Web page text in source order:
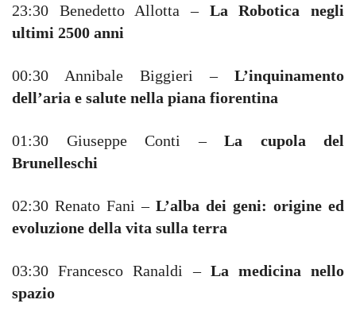
23:30 Benedetto Allotta – La Robotica negli
ultimi 2500 anni
00:30 Annibale Biggieri –L’inquinamento
dell’aria e salute nella piana fiorentina
01:30 Giuseppe Conti – La cupola del
Brunelleschi
02:30 Renato Fani – L’alba dei geni: origine ed
evoluzione della vita sulla terra
03:30 Francesco Ranaldi – La medicina nello
spazio